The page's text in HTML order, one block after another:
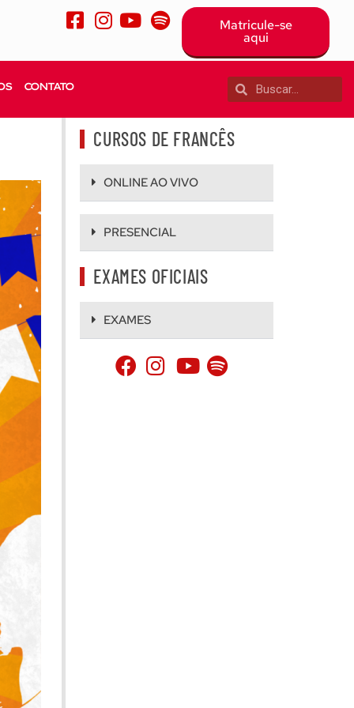
Matricule-se
aqui
CONTATO
CURSOS DE FRANCÊS
ONLINE AO VIVO
PRESENCIAL
EXAMES OFICIAIS
EXAMES